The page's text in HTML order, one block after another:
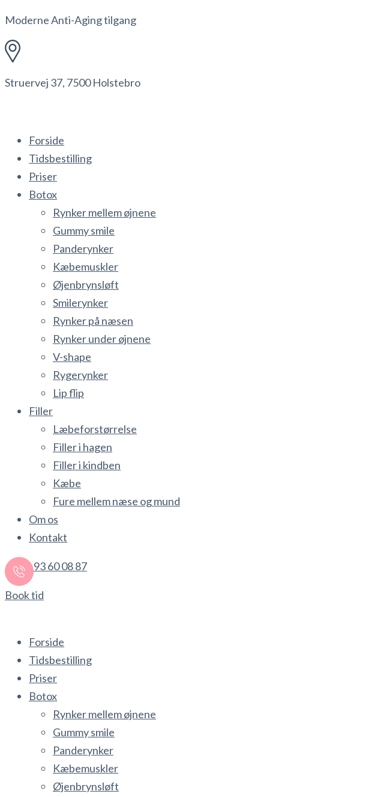
Moderne Anti-Aging tilgang
Struervej 37, 7500 Holstebro
Forside
Tidsbestilling
Priser
Botox
Rynker mellem øjnene
Gummy smile
Panderynker
Kæbemuskler
Øjenbrynsløft
Smilerynker
Rynker på næsen
Rynker under øjnene
V-shape
Rygerynker
Lip flip
Filler
Læbeforstørrelse
Filler i hagen
Filler i kindben
Kæbe
Fure mellem næse og mund
Om os
Kontakt
93 60 08 87
Book tid
Forside
Tidsbestilling
Priser
Botox
Rynker mellem øjnene
Gummy smile
Panderynker
Kæbemuskler
Øjenbrynsløft